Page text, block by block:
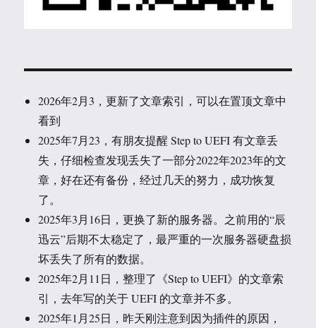
2026年2月3，更新了文章索引，可以在置顶文章中
看到
2025年7月23，有朋友提醒 Step to UEFI 有文章丢
失，仔细检查发现丢失了一部分2022年2023年的文
章，好在还有备份，经过几天的努力，成功恢复
了。
2025年3月16日，更换了新的服务器。之前用的“辰
迅云”后期不太稳定了，最严重的一次服务器硬盘损
坏丢失了所有的数据。
2025年2月11日，整理了《Step to UEFI》的文章索
引，去年写的关于 UEFI 的文章并不多。
2025年1月25日，昨天刚注意到因为插件的原因，